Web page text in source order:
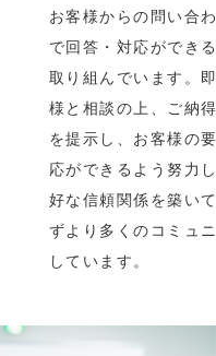
お客様からの問い合
で回答・対応ができ
取り組んでいます。
様と相談の上、ご納
を提示し、お客様の
応ができるよう努力
好な信頼関係を築い
ずより多くのコミュ
しています。